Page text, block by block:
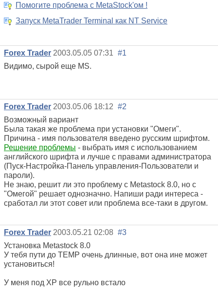
Помогите проблема с MetaStock'ом !
Запуск MetaTrader Terminal как NT Service
Forex Trader 2003.05.05 07:31 #1
Видимо, сырой еще MS.
Forex Trader 2003.05.06 18:12 #2
Возможный вариант
Была такая же проблема при установки "Омеги".
Причина - имя пользователя введено русским шрифтом.
Решение проблемы - выбрать имя с использованием
английского шрифта и лучше с правами администратора
(Пуск-Настройка-Панель управления-Пользователи и
пароли).
Не знаю, решит ли это проблему с Metastock 8.0, но с
"Омегой" решает однозначно. Напиши ради интереса -
сработал ли этот совет или проблема все-таки в другом.
Forex Trader 2003.05.21 02:08 #3
Установка Metastock 8.0
У тебя пути до TEMP очень длинные, вот она ине может
установиться!
У меня под XP все рульно встало